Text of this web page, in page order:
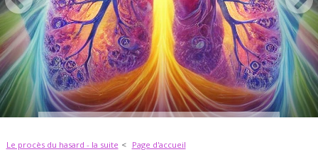
Le procès du hasard - la suite
Page d'accueil